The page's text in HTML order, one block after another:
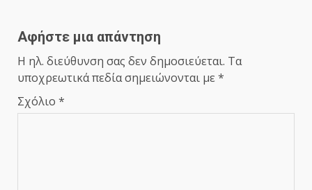
Αφήστε μια απάντηση
Η ηλ. διεύθυνση σας δεν δημοσιεύεται. Τα
υποχρεωτικά πεδία σημειώνονται με *
Σχόλιο *